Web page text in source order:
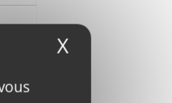
X Masquer